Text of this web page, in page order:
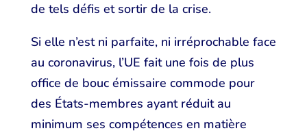
de tels défis et sortir de la crise.
Si elle n’est ni parfaite, ni irréprochable face
au coronavirus, l’UE fait une fois de plus
office de bouc émissaire commode pour
des États-membres ayant réduit au
minimum ses compétences en matière